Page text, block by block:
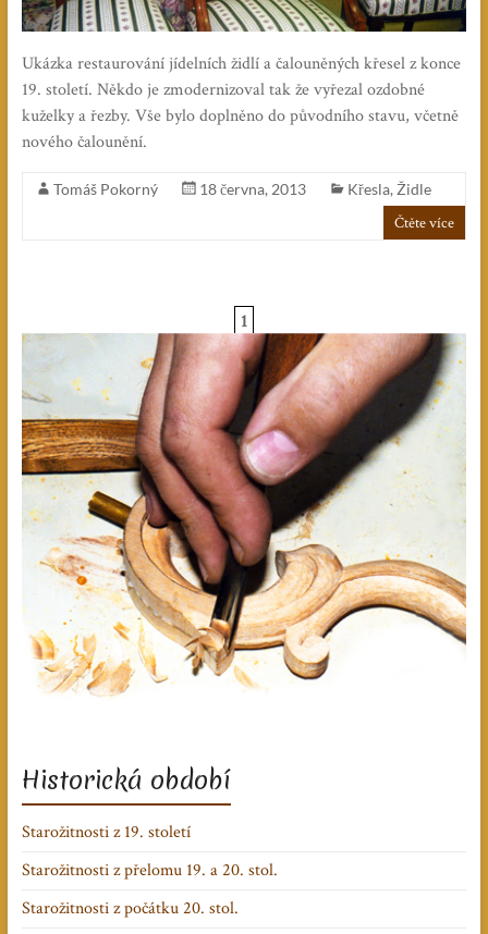
Ukázka restaurování jídelních židlí a čalouněných křesel z konce
19. století. Někdo je zmodernizoval tak že vyřezal ozdobné
kuželky a řezby. Vše bylo doplněno do původního stavu, včetně
nového čalounění.
Tomáš Pokorný 18 června, 2013 Křesla, Židle
Čtěte více
1
Historická období
Starožitnosti z 19. století
Starožitnosti z přelomu 19. a 20. stol.
Starožitnosti z počátku 20. stol.